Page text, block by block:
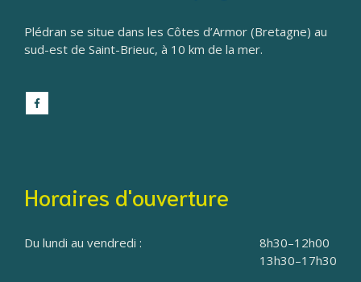
Plédran se situe dans les Côtes d’Armor (Bretagne) au
sud-est de Saint-Brieuc, à 10 km de la mer.
Horaires d'ouverture
Du lundi au vendredi :
8h30–12h00
13h30–17h30